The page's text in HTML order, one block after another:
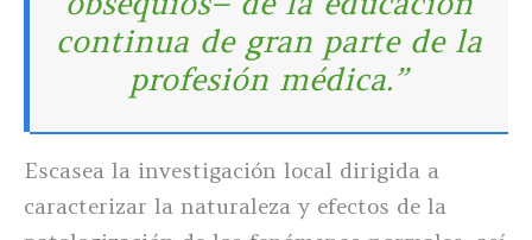
continua de gran parte de la
profesión médica.”
Escasea la investigación local dirigida a
caracterizar la naturaleza y efectos de la